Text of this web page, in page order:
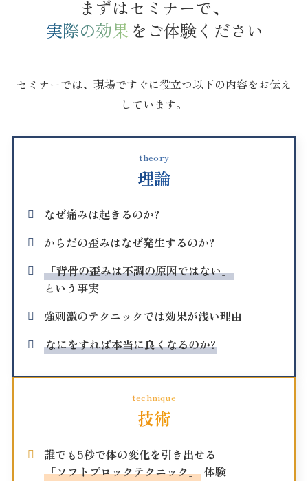
まずはセミナーで、
実際の効果 をご体験ください
セミナーでは、現場ですぐに役立つ以下の内容をお伝え
しています。
theory
理論
なぜ痛みは起きるのか?
からだの歪みはなぜ発生するのか?
「背骨の歪みは不調の原因ではない」
という事実
強刺激のテクニックでは効果が浅い理由
なにをすれば本当に良くなるのか?
technique
技術
誰でも5秒で体の変化を引き出せる
「ソフトブロックテクニック」 体験